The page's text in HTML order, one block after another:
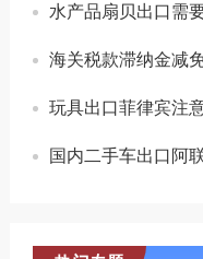
水产品扇贝出口需
海关税款滞纳金减
玩具出口菲律宾注
国内二手车出口阿